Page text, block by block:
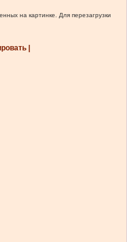
на картинке. Для перезагрузки
|